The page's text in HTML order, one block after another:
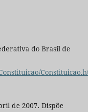
do Brasil de
de 2007. Dispõe